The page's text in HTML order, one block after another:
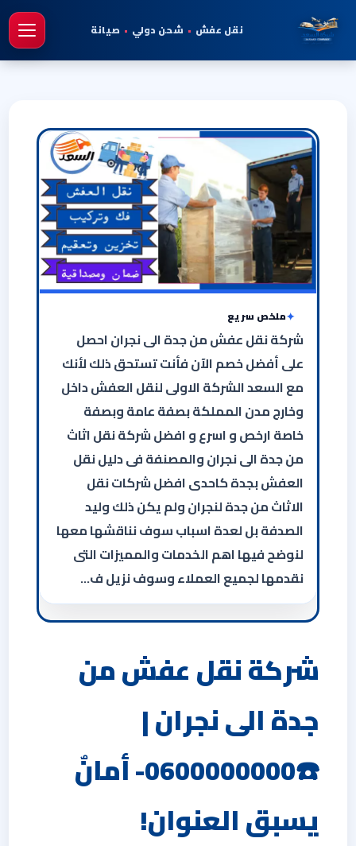
نقل عفش • شحن دولي • صيانة
ملخص سريع
شركة نقل عفش من جدة الى نجران احصل
على أفضل خصم الآن فأنت تستحق ذلك لأنك
مع السعد الشركة الاولى لنقل العفش داخل
وخارج مدن المملكة بصفة عامة وبصفة
خاصة ارخص و اسرع و افضل شركة نقل اثاث
من جدة الى نجران والمصنفة فى دليل نقل
العفش بجدة كاحدى افضل شركات نقل
الاثاث من جدة لنجران ولم يكن ذلك وليد
الصدفة بل لعدة اسباب سوف نناقشها معها
لنوضح فيها اهم الخدمات والمميزات التى
نقدمها لجميع العملاء وسوف نزيل ف…
شركة نقل عفش من
جدة الى نجران |
☎️0600000000- أمانٌ
يسبق العنوان!